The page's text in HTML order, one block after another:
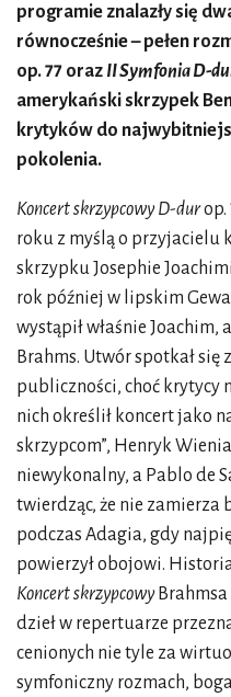
programie znalazły się
równocześnie – pełen
op. 77 oraz II Symfonia D-
amerykański skrzypek
krytyków do
pokolenia.
Koncert skrzypcowy D-durop.
roku z myślą o przyjacielu
skrzypku Josephie
rok później w lipskim
wystąpił właśnie Joachim,
Brahms. Utwór spotkał
publiczności, choć krytycy
nich określił koncert jako
skrzypcom”, Henryk
niewykonalny, a Pablo de
twierdząc, że nie zamierza
podczas Adagia, gdy
powierzył obojowi.
Koncert skrzypcowy
dzieł w repertuarze
cenionych nie tyle za
symfoniczny rozmach,